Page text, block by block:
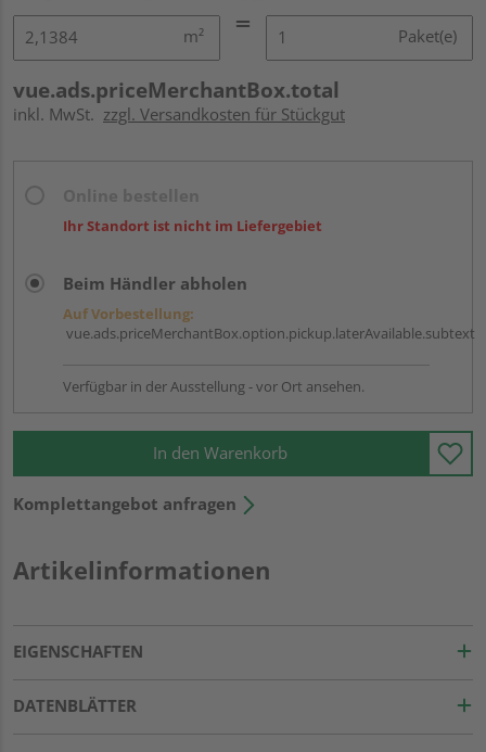
m² Paket(e)
vue.ads.priceMerchantBox.total
inkl. MwSt. zzgl. Versandkosten für Stückgut
Ihr Standort ist nicht im Liefergebiet
Beim Händler abholen
Auf Vorbestellung:
vue.ads.priceMerchantBox.option.pickup.laterAvailable.subtext
Verfügbar in der Ausstellung - vor Ort ansehen.
In den Warenkorb
Komplettangebot anfragen
Artikelinformationen
EIGENSCHAFTEN
DATENBLÄTTER